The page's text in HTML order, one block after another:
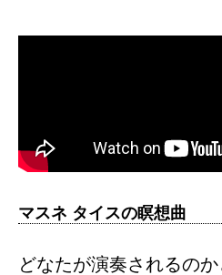
マスネ タイスの瞑想曲
どなたが演奏されるのか